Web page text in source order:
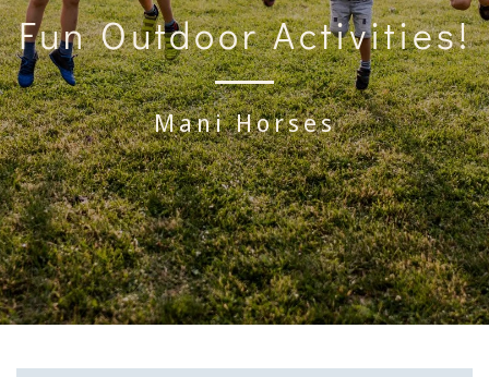
Fun Outdoor Activities!
Mani Horses